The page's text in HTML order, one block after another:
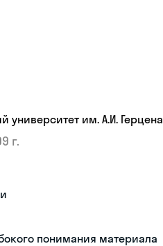
университет им. А.И. Герцена
г.
понимания материала